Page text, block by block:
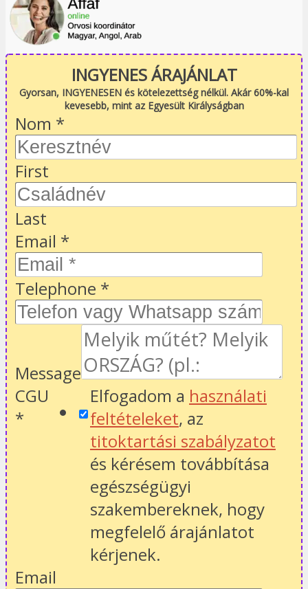
INGYENES ÁRAJÁNLAT
Gyorsan, INGYENESEN és kötelezettség nélkül. Akár 60%-kal
kevesebb, mint az Egyesült Királyságban
Nom *
First
Last
Email *
Telephone *
Message
CGU
*
Elfogadom a használati
feltételeket, az
titoktartási szabályzatot
és kérésem továbbítása
egészségügyi
szakembereknek, hogy
megfelelő árajánlatot
kérjenek.
Email